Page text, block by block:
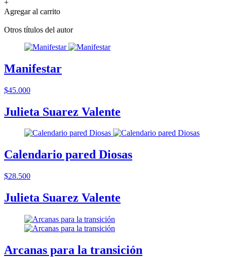
+
Agregar al carrito
Otros títulos del autor
Manifestar
$45.000
Julieta Suarez Valente
Calendario pared Diosas
$28.500
Julieta Suarez Valente
Arcanas para la transición